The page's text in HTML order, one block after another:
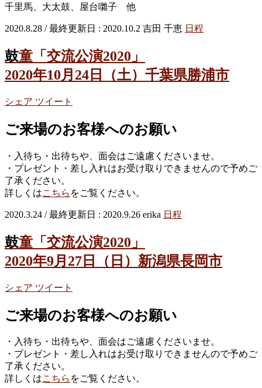
千里馬、大太鼓、屋台囃子 他
2020.8.28 / 最終更新日 : 2020.10.2 吉田 千恵 日程
鼓童「交流公演2020」
2020年10月24日（土）千葉県勝浦市
シェア ツイート
ご来場のお客様へのお願い
・入待ち・出待ちや、面会はご遠慮くださいませ。
・プレゼント・差し入れはお受け取りできませんので予めご
了承ください。
詳しくはこちら をご覧ください。
2020.3.24 / 最終更新日 : 2020.9.26 erika 日程
鼓童「交流公演2020」
2020年9月27日（日）新潟県長岡市
シェア ツイート
ご来場のお客様へのお願い
・入待ち・出待ちや、面会はご遠慮くださいませ。
・プレゼント・差し入れはお受け取りできませんので予めご
了承ください。
詳しくはこちら をご覧ください。